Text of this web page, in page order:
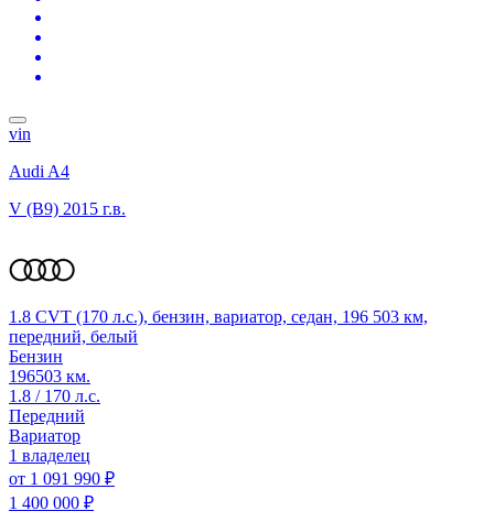
vin
Audi A4
V (B9) 2015 г.в.
1.8 CVT (170 л.с.), бензин, вариатор, седан, 196 503 км,
передний, белый
Бензин
196503 км.
1.8 / 170 л.с.
Передний
Вариатор
1 владелец
от 1 091 990 ₽
1 400 000 ₽